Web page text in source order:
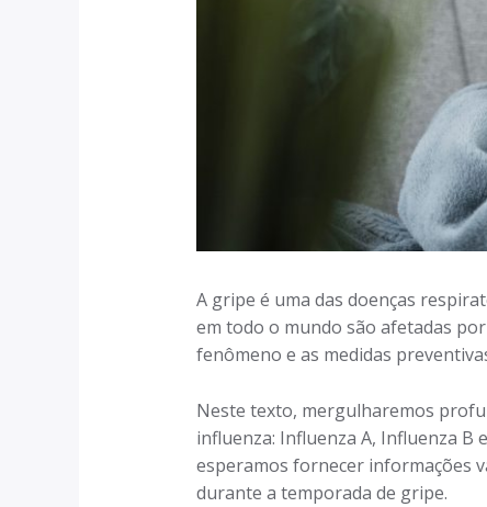
A gripe é uma das doenças
em todo o mundo são afetadas
fenômeno e as medidas
Neste texto, mergulharemos
influenza: Influenza A, Influenza B
esperamos fornecer informações
durante a temporada de gripe.